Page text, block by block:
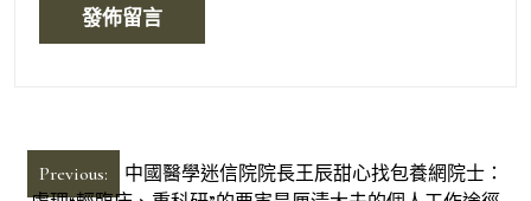
文Previous:
中國醫學迷信院院長王辰甜心找包養網院士：